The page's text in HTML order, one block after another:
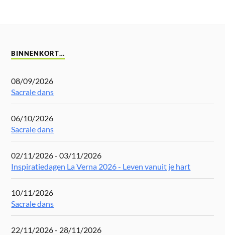
BINNENKORT…
08/09/2026
Sacrale dans
06/10/2026
Sacrale dans
02/11/2026 - 03/11/2026
Inspiratiedagen La Verna 2026 - Leven vanuit je hart
10/11/2026
Sacrale dans
22/11/2026 - 28/11/2026